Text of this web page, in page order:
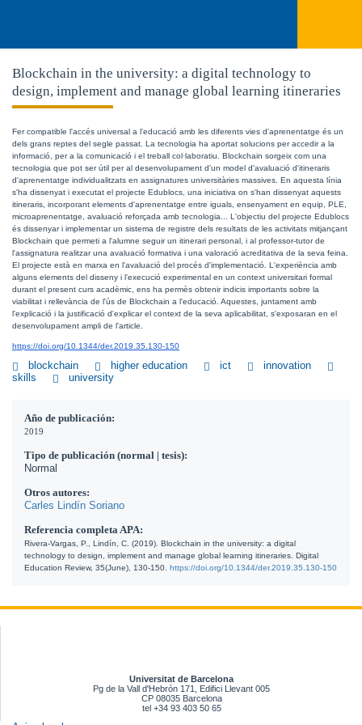
Blockchain in the university: a digital technology to
design, implement and manage global learning itineraries
Fer compatible l'accés universal a l'educació amb les diferents vies d'aprenentatge és un
dels grans reptes del segle passat. La tecnologia ha aportat solucions per accedir a la
informació, per a la comunicació i el treball col·laboratiu. Blockchain sorgeix com una
tecnologia que pot ser útil per al desenvolupament d'un model d'avaluació d'itineraris
d'aprenentatge individualitzats en assignatures universitàries massives. En aquesta línia
s'ha dissenyat i executat el projecte Edublocs, una iniciativa on s'han dissenyat aquests
itineraris, incorporant elements d'aprenentatge entre iguals, ensenyament en equip, PLE,
microaprenentatge, avaluació reforçada amb tecnologia... L'objectiu del projecte Edublocs
és dissenyar i implementar un sistema de registre dels resultats de les activitats mitjançant
Blockchain que permeti a l'alumne seguir un itinerari personal, i al professor-tutor de
l'assignatura realitzar una avaluació formativa i una valoració acreditativa de la seva feina.
El projecte està en marxa en l'avaluació del procés d'implementació. L'experiència amb
alguns elements del disseny i l'execució experimental en un context universitari formal
durant el present curs acadèmic, ens ha permès obtenir indicis importants sobre la
viabilitat i rellevància de l'ús de Blockchain a l'educació. Aquestes, juntament amb
l'explicació i la justificació d'explicar el context de la seva aplicabilitat, s'exposaran en el
desenvolupament ampli de l'article.
https://doi.org/10.1344/der.2019.35.130-150
blockchain higher education ict
innovation
skills
university
Año de publicación:
2019
Tipo de publicación (normal | tesis):
Normal
Otros autores:
Carles Lindín Soriano
Referencia completa APA:
Rivera-Vargas, P., Lindín, C. (2019). Blockchain in the university: a digital
technology to design, implement and manage global learning itineraries. Digital
Education Review, 35(June), 130-150. https://doi.org/10.1344/der.2019.35.130-150
Universitat de Barcelona
Pg de la Vall d'Hebrón 171, Edifici Llevant 005
CP 08035 Barcelona
tel +34 93 403 50 65